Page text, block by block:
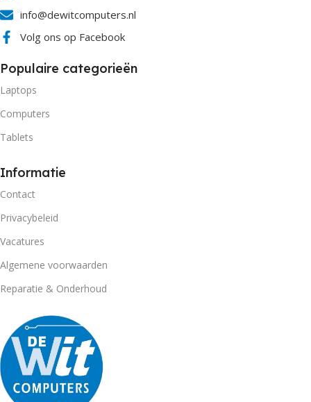
info@dewitcomputers.nl
Volg ons op Facebook
Populaire categorieën
Laptops
Computers
Tablets
Informatie
Contact
Privacybeleid
Vacatures
Algemene voorwaarden
Reparatie & Onderhoud